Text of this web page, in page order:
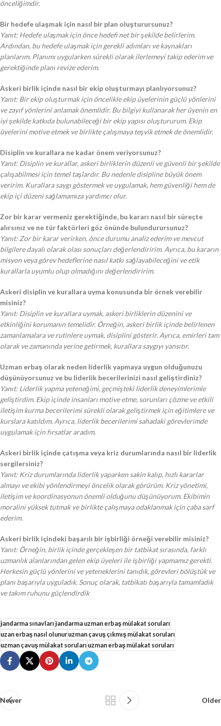
önceliğimdir.
Bir hedefe ulaşmak için nasıl bir plan oluşturursunuz?
Yanıt: Hedefe ulaşmak için önce hedefi net bir şekilde belirlerim.
Ardından, bu hedefe ulaşmak için gerekli adımları ve kaynakları
planlarım. Planımı uygularken sürekli olarak ilerlemeyi takip ederim ve
gerektiğinde planı revize ederim.
Askeri birlik içinde nasıl bir ekip oluşturmayı planlıyorsunuz?
Yanıt: Bir ekip oluşturmak için öncelikle ekip üyelerinin güçlü yönlerini
ve zayıf yönlerini anlamak önemlidir. Bu bilgiyi kullanarak her üyenin en
iyi şekilde katkıda bulunabileceği bir ekip yapısı oluştururum. Ekip
üyelerini motive etmek ve birlikte çalışmaya teşvik etmek de önemlidir.
Disiplin ve kurallara ne kadar önem veriyorsunuz?
Yanıt: Disiplin ve kurallar, askeri birliklerin düzenli ve güvenli bir şekilde
çalışabilmesi için temel taşlardır. Bu nedenle disipline büyük önem
veririm. Kurallara saygı göstermek ve uygulamak, hem güvenliği hem de
ekip içi düzeni sağlamamıza yardımcı olur.
Zor bir karar vermeniz gerektiğinde, bu kararı nasıl bir süreçte
alırsınız ve ne tür faktörleri göz önünde bulundurursunuz?
Yanıt: Zor bir karar verirken, önce durumu analiz ederim ve mevcut
bilgilere dayalı olarak olası sonuçları değerlendiririm. Ayrıca, bu kararın
misyon veya görev hedeflerine nasıl katkı sağlayabileceğini ve etik
kurallarla uyumlu olup olmadığını değerlendiririm.
Askeri disiplin ve kurallara uyma konusunda bir örnek verebilir
misiniz?
Yanıt: Disiplin ve kurallara uymak, askeri birliklerin düzenini ve
etkinliğini korumanın temelidir. Örneğin, askeri birlik içinde belirlenen
zamanlamalara ve rutinlere uymak, disiplini gösterir. Ayrıca, emirleri tam
olarak ve zamanında yerine getirmek, kurallara saygıyı yansıtır.
Uzman erbaş olarak neden liderlik yapmaya uygun olduğunuzu
düşünüyorsunuz ve bu liderlik becerilerinizi nasıl geliştirdiniz?
Yanıt: Liderlik yapma yeteneğimi, geçmişteki liderlik deneyimlerimle
geliştirdim. Ekip içinde insanları motive etme, sorunları çözme ve etkili
iletişim kurma becerilerimi sürekli olarak geliştirmek için eğitimlere ve
kurslara katıldım. Ayrıca, liderlik becerilerimi sahadaki görevlerimde
uygulamak için fırsatlar aradım.
Askeri birlik içinde çatışma veya kriz durumlarında nasıl bir liderlik
sergilersiniz?
Yanıt: Kriz durumlarında liderlik yaparken sakin kalıp, hızlı kararlar
almayı ve ekibi yönlendirmeyi öncelik olarak görürüm. Kriz yönetimi,
iletişim ve koordinasyonun önemli olduğunu düşünüyorum. Ekibimin
moralini yüksek tutmak ve birlikte çalışmaya odaklanmak için çaba sarf
ederim.
Askeri birlik içindeki başarılı bir işbirliği örneği verebilir misiniz?
Yanıt: Örneğin, birlik içinde gerçekleşen bir tatbikat sırasında, farklı
uzmanlık alanlarından gelen ekip üyeleri ile işbirliği yapmamız gerekti.
Herkesin güçlü yönlerini ve yeteneklerini tanıdık, görevleri bölüştük ve
planı başarıyla uyguladık. Sonuç olarak, tatbikatı başarıyla tamamladık
ve takım ruhunu güçlendirdik
jandarma sınavları jandarma uzman erbaş mülakat soruları
uzan erbaş nasıl olunuruzman çavuş çıkmış mülakat soruları
uzman çavuş mülakat soruları uzman erbaş mülakat soruları
Newer Older